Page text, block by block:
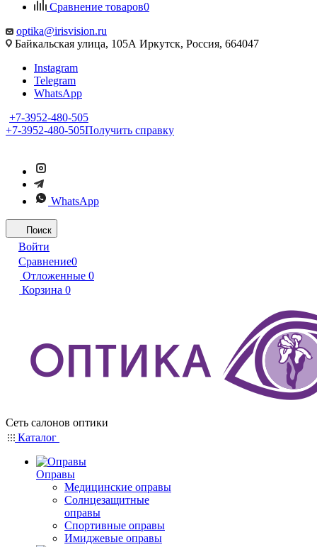
Сравнение товаров0
optika@irisvision.ru
Байкальская улица, 105А Иркутск, Россия, 664047
Instagram
Telegram
WhatsApp
+7-3952-480-505
+7-3952-480-505Получить справку
WhatsApp
Поиск
Войти
Сравнение0
Отложенные 0
Корзина 0
Сеть салонов оптики
Каталог
Оправы
Медицинские оправы
Солнцезащитные
оправы
Спортивные оправы
Имиджевые оправы